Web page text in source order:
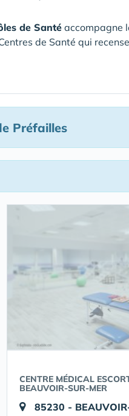
de Santéaccompagne
de Santé qui
Préfailles
CENTRE MÉDICAL
BEAUVOIR-SUR-MER
85230 -